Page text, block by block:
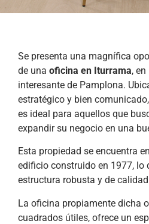
Se presenta una magnífica
de una oficina en Iturrama,
interesante de Pamplona.
estratégico y bien
es ideal para aquellos que
expandir su negocio en una
Esta propiedad se encuentra
edificio construido en 1977, lo
estructura robusta y de
La oficina propiamente dicha
cuadrados útiles, ofrece un